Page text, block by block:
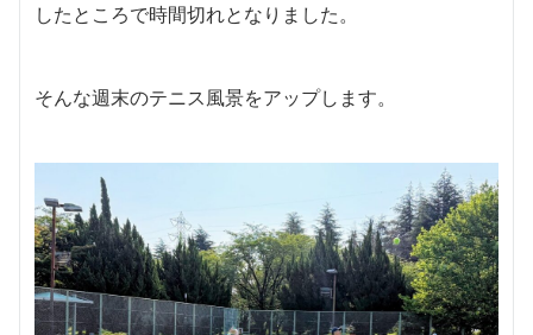
したところで時間切れとなりました。
そんな週末のテニス風景をアップします。